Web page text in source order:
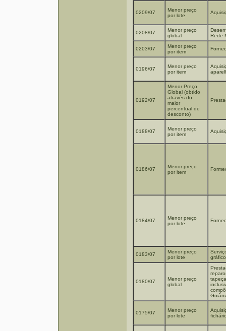
0209/07
Menor preço
por lote
0208/07
Menor preço
global
Rede
0203/07
Menor preço
por item
0196/07
Menor preço
por item
0192/07
Menor Preço
Global (obtido
através do
maior
percentual de
desconto)
0188/07
Menor preço
por item
0186/07
Menor preço
por item
0184/07
Menor preço
por lote
0183/07
Menor preço
por lote
0180/07
Menor preço
global
0175/07
Menor preço
por lote